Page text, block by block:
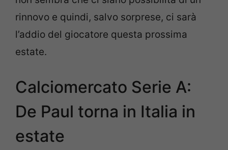
rinnovo e quindi, salvo sorprese, ci sarà
l’addio del giocatore questa prossima
estate.
Calciomercato Serie A:
De Paul torna in Italia in
estate